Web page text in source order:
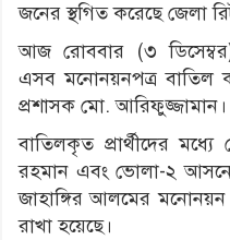
জনের স্থগিত করেছে জেলা
আজ রোববার (৩ ডিসেম্বর)
এসব মনোনয়নপত্র বাতিল
প্রশাসক মো. আরিফুজ্জামান।
বাতিলকৃত প্রার্থীদের
রহমান এবং ভোলা-২ আসনের
জাহাঙ্গির আলমের মনোনয়ন
রাখা হয়েছে।